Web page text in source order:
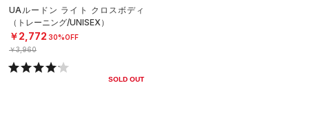
UAルードン ライト クロスボディ
（トレーニング/UNISEX）
￥2,772 30%OFF
￥3,960
SOLD OUT